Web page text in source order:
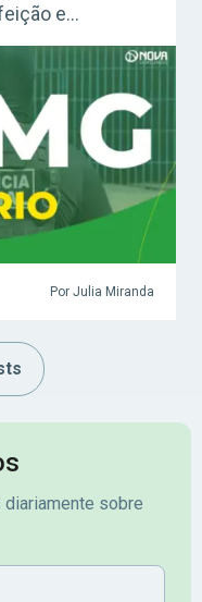
e
Veja todos os
e vantagens
Por Julia Miranda
sobre